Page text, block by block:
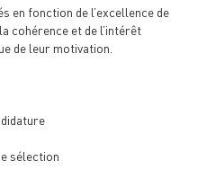
en fonction de l’excellence de
cohérence et de l’intérêt
de leur motivation.
sélection